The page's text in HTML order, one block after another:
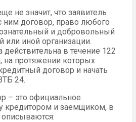
не значит, что заявитель
ним договор, право любого
и добровольный
или иной организации.
действительна в течение 122
на протяжении которых
договор и начать
24.
– это официальное
кредитором и заемщиком, в